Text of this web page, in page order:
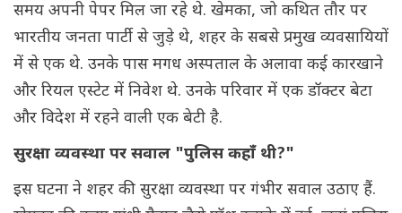
समय अपनी पेपर मिल जा रहे थे. खेमका, जो कथित तौर पर
भारतीय जनता पार्टी से जुड़े थे, शहर के सबसे प्रमुख व्यवसायियों
में से एक थे. उनके पास मगध अस्पताल के अलावा कई कारखाने
और रियल एस्टेट में निवेश थे. उनके परिवार में एक डॉक्टर बेटा
और विदेश में रहने वाली एक बेटी है.
सुरक्षा व्यवस्था पर सवाल "पुलिस कहाँ थी?"
इस घटना ने शहर की सुरक्षा व्यवस्था पर गंभीर सवाल उठाए हैं.